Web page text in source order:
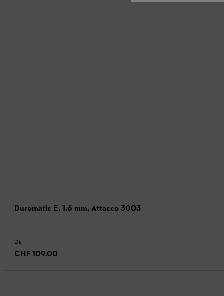
Duromatic E, 1,6 mm, Attacco 3003
Da
CHF 109.00